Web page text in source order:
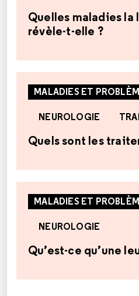
Quelles maladies
révèle-t-elle ?
MALADIES ET
NEUROLOGIE
Quels sont les
MALADIES ET
NEUROLOGIE
Qu’est-ce qu’une